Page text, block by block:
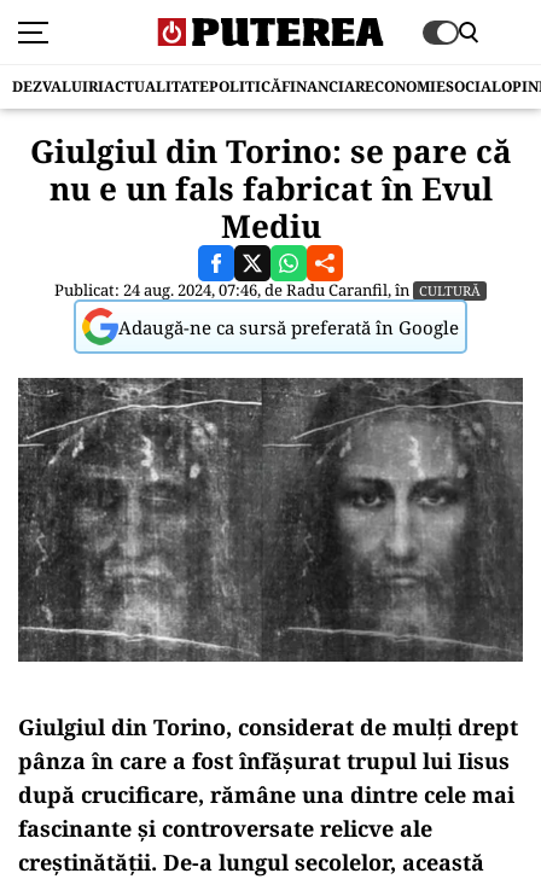
DEZVALUIRIACTUALITATEPOLITICĂFINANCIARECONOMIESOCIAL
Giulgiul din Torino: se pare că
nu e un fals fabricat în Evul
Mediu
Publicat: 24 aug. 2024, 07:46, deRadu Caranfil, în CULTURĂ
Adaugă-ne ca sursă preferată în Google
Giulgiul din Torino, considerat de mulți drept
pânza în care a fost înfășurat trupul lui Iisus
după crucificare, rămâne una dintre cele mai
fascinante și controversate relicve ale
creștinătății. De-a lungul secolelor, această